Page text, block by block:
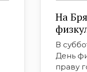
На
В
День
праву